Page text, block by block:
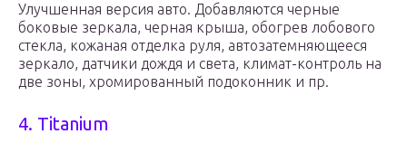
Улучшенная версия авто. Добавляются черные
боковые зеркала, черная крыша, обогрев лобового
стекла, кожаная отделка руля, автозатемняющееся
зеркало, датчики дождя и света, климат-контроль на
две зоны, хромированный подоконник и пр.
4. Titanium